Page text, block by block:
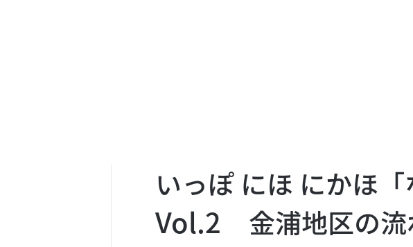
いっぽ にほ にかほ「
Vol.2 金浦地区の流